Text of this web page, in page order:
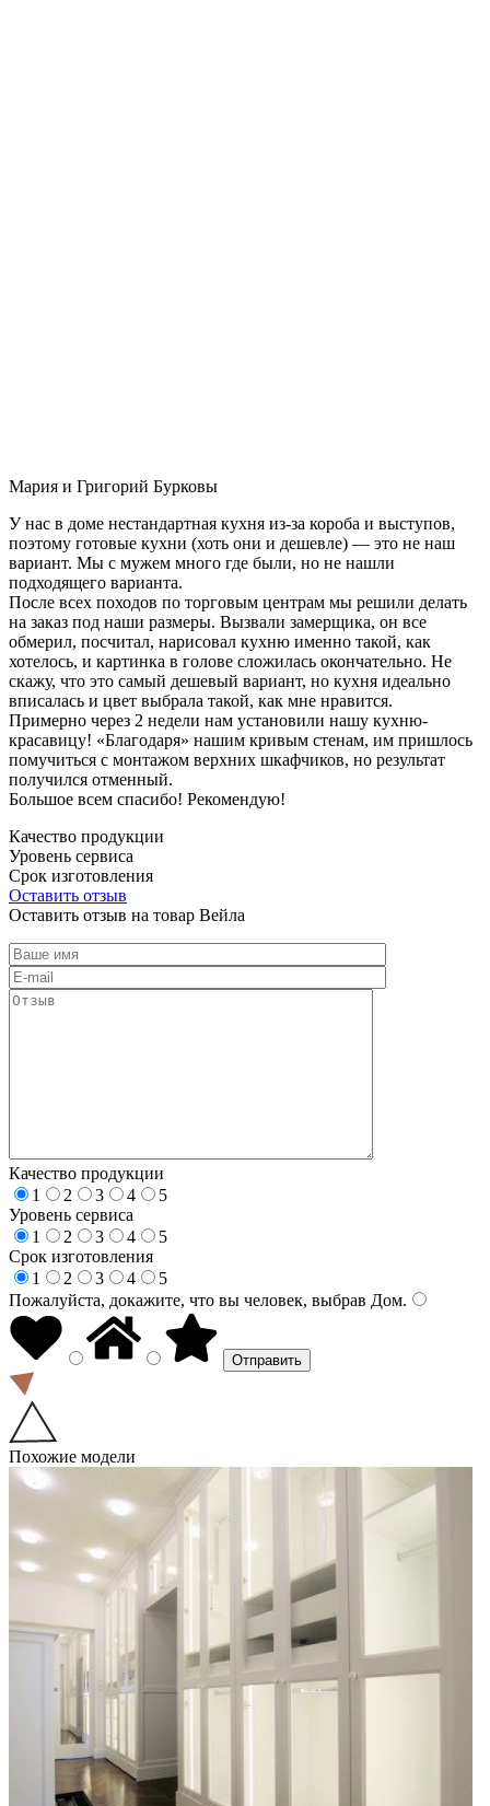
Мария и Григорий Бурковы
У нас в доме нестандартная кухня из-за короба и выступов,
поэтому готовые кухни (хоть они и дешевле) — это не наш
вариант. Мы с мужем много где были, но не нашли
подходящего варианта.
После всех походов по торговым центрам мы решили делать
на заказ под наши размеры. Вызвали замерщика, он все
обмерил, посчитал, нарисовал кухню именно такой, как
хотелось, и картинка в голове сложилась окончательно. Не
скажу, что это самый дешевый вариант, но кухня идеально
вписалась и цвет выбрала такой, как мне нравится.
Примерно через 2 недели нам установили нашу кухню-
красавицу! «Благодаря» нашим кривым стенам, им пришлось
помучиться с монтажом верхних шкафчиков, но результат
получился отменный.
Большое всем спасибо! Рекомендую!
Качество продукции
Уровень сервиса
Срок изготовления
Оставить отзыв
Оставить отзыв на товар Вейла
Качество продукции
1
2 3 4
5
Уровень сервиса
1
2 3 4
5
Срок изготовления
1
2 3 4
5
Пожалуйста, докажите, что вы человек, выбрав Дом.
Похожие модели